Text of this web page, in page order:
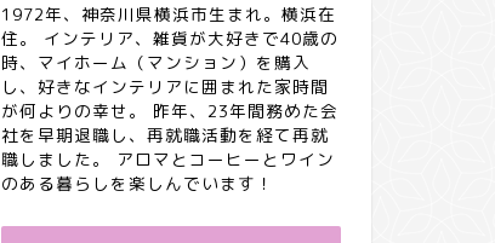
1972年、神奈川県横浜市生まれ。横浜在
住。 インテリア、雑貨が大好きで40歳の
時、マイホーム（マンション）を購入
し、好きなインテリアに囲まれた家時間
が何よりの幸せ。 昨年、23年間務めた会
社を早期退職し、再就職活動を経て再就
職しました。 アロマとコーヒーとワイン
のある暮らしを楽しんでいます！